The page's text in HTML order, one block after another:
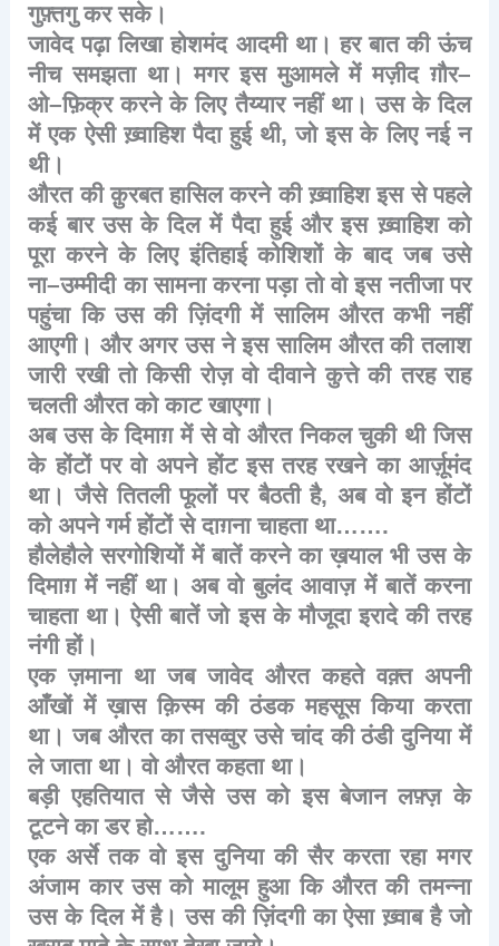
गुफ़्तगु कर सके।
जावेद पढ़ा लिखा होशमंद आदमी था। हर बात की ऊंच
नीच समझता था। मगर इस मुआमले में मज़ीद ग़ौर–
ओ–फ़िक्र करने के लिए तैय्यार नहीं था। उस के दिल
में एक ऐसी ख़्वाहिश पैदा हुई थी,जो इस के लिए नई न
थी।
औरत की क़ुरबत हासिल करने की ख़्वाहिश इस से पहले
कई बार उस के दिल में पैदा हुई और इस ख़्वाहिश को
पूरा करने के लिए इंतिहाई कोशिशों के बाद जब उसे
ना–उम्मीदी का सामना करना पड़ा तो वो इस नतीजा पर
पहुंचा कि उस की ज़िंदगी में सालिम औरत कभी नहीं
आएगी। और अगर उस ने इस सालिम औरत की तलाश
जारी रखी तो किसी रोज़ वो दीवाने कुत्ते की तरह राह
चलती औरत को काट खाएगा।
अब उस के दिमाग़ में से वो औरत निकल चुकी थी जिस
के होंटों पर वो अपने होंट इस तरह रखने का आर्ज़ूमंद
था। जैसे तितली फूलों पर बैठती है, अब वो इन होंटों
को अपने गर्म होंटों से दाग़ना चाहता था…….
हौलेहौले सरगोशियों में बातें करने का ख़याल भी उस के
दिमाग़ में नहीं था। अब वो बुलंद आवाज़ में बातें करना
चाहता था। ऐसी बातें जो इस के मौजूदा इरादे की तरह
नंगी हों।
एक ज़माना था जब जावेद औरत कहते वक़्त अपनी
आँखों में ख़ास क़िस्म की ठंडक महसूस किया करता
था। जब औरत का तसव्वुर उसे चांद की ठंडी दुनिया में
ले जाता था। वो औरत कहता था।
बड़ी एहतियात से जैसे उस को इस बेजान लफ़्ज़ के
टूटने का डर हो…….
एक अर्से तक वो इस दुनिया की सैर करता रहा मगर
अंजाम कार उस को मालूम हुआ कि औरत की तमन्ना
उस के दिल में है। उस की ज़िंदगी का ऐसा ख़्वाब है जो